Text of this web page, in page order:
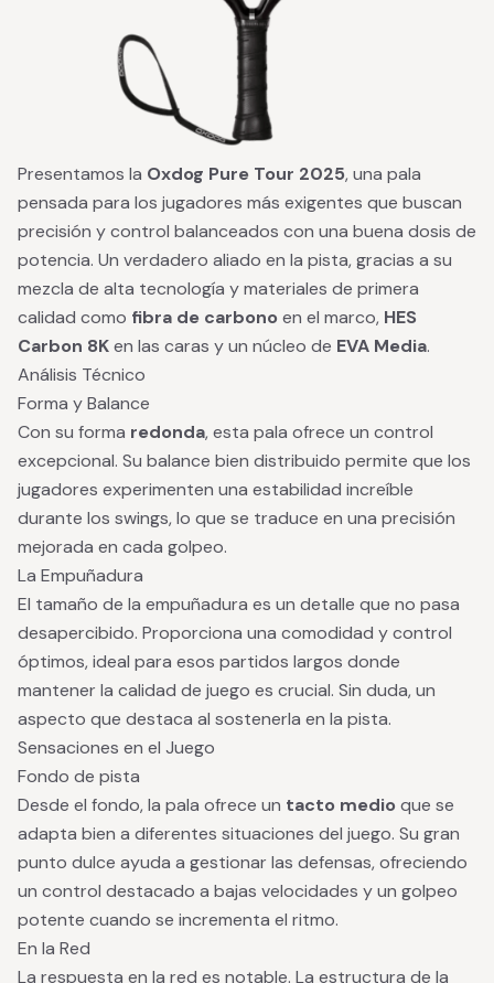
Presentamos la Oxdog Pure Tour 2025, una pala
pensada para los jugadores más exigentes que buscan
precisión y control balanceados con una buena dosis de
potencia. Un verdadero aliado en la pista, gracias a su
mezcla de alta tecnología y materiales de primera
calidad como fibra de carbono en el marco, HES
Carbon 8Ken las caras y un núcleo de EVA Media.
Análisis Técnico
Forma y Balance
Con su forma redonda, esta pala ofrece un control
excepcional. Su balance bien distribuido permite que los
jugadores experimenten una estabilidad increíble
durante los swings, lo que se traduce en una precisión
mejorada en cada golpeo.
La Empuñadura
El tamaño de la empuñadura es un detalle que no pasa
desapercibido. Proporciona una comodidad y control
óptimos, ideal para esos partidos largos donde
mantener la calidad de juego es crucial. Sin duda, un
aspecto que destaca al sostenerla en la pista.
Sensaciones en el Juego
Fondo de pista
Desde el fondo, la pala ofrece un tacto medio que se
adapta bien a diferentes situaciones del juego. Su gran
punto dulce ayuda a gestionar las defensas, ofreciendo
un control destacado a bajas velocidades y un golpeo
potente cuando se incrementa el ritmo.
En la Red
La respuesta en la red es notable. La estructura de la